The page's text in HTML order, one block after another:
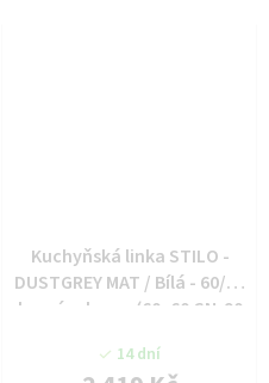
Kuchyňská linka STILO -
DUSTGREY MAT / Bílá - 60/60
horní roh vys. (60x60 GN-90
14 dní